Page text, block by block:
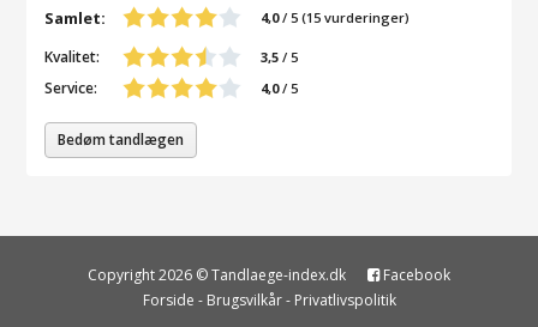
Samlet: 4,0/5 (15 vurderinger)
Kvalitet: 3,5 / 5
Service: 4,0/ 5
Bedøm tandlægen
Copyright 2026 © Tandlaege-index.dk
Facebook
Forside - Brugsvilkår- Privatlivspolitik